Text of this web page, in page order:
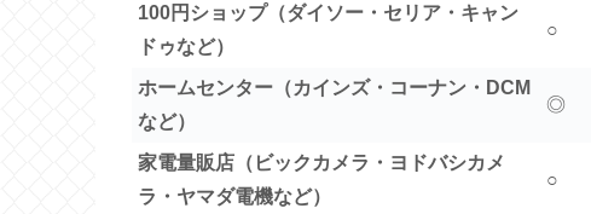
100円ショップ（ダイソー・セリア・キャン
ドゥなど）
○
ホームセンター（カインズ・コーナン・DCM
など）
◎
家電量販店（ビックカメラ・ヨドバシカメ
ラ・ヤマダ電機など）
○